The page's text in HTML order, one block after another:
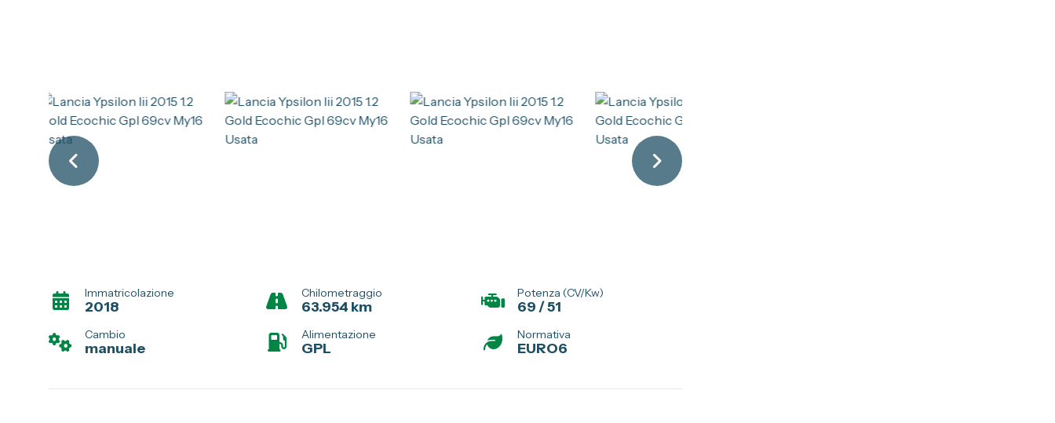
Immatricolazione
2018
Chilometraggio
63.954 km
Potenza (CV/Kw)
69 / 51
Cambio
manuale
Alimentazione
GPL
Normativa
EURO6